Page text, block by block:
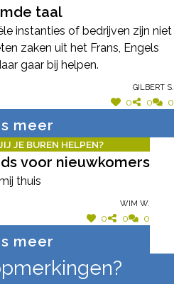
taal
bedrijven zijn niet
zaken uit het Frans, Engels
gaar bij helpen.
Gilbert S.
0 0 0
meer
JE BUREN HELPEN?
voor nieuwkomers
thuis
Wim W.
0 0 0
meer